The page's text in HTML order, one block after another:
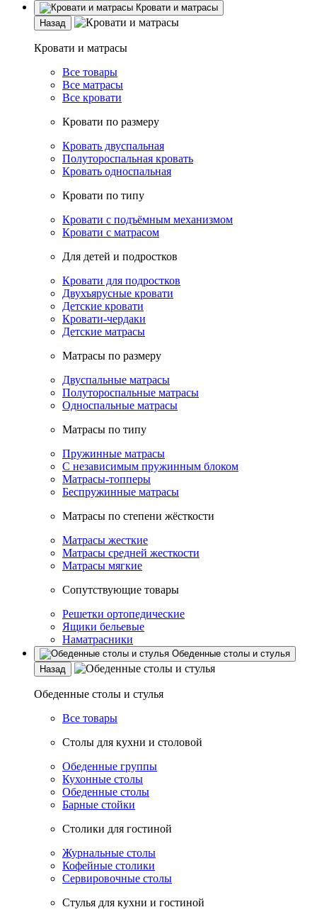
Кровати и матрасы
Назад
Кровати и матрасы
Все товары
Все матрасы
Все кровати
Кровати по размеру
Кровать двуспальная
Полутороспальная кровать
Кровать односпальная
Кровати по типу
Кровати с подъёмным механизмом
Кровати с матрасом
Для детей и подростков
Кровати для подростков
Двухъярусные кровати
Детские кровати
Кровати-чердаки
Детские матрасы
Матрасы по размеру
Двуспальные матрасы
Полутороспальные матрасы
Односпальные матрасы
Матрасы по типу
Пружинные матрасы
С независимым пружинным блоком
Матрасы-топперы
Беспружинные матрасы
Матрасы по степени жёсткости
Матрасы жесткие
Матрасы средней жесткости
Матрасы мягкие
Сопутствующие товары
Решетки ортопедические
Ящики бельевые
Наматрасники
Обеденные столы и стулья
Назад
Обеденные столы и стулья
Все товары
Столы для кухни и столовой
Обеденные группы
Кухонные столы
Обеденные столы
Барные стойки
Столики для гостиной
Журнальные столы
Кофейные столики
Сервировочные столы
Стулья для кухни и гостиной